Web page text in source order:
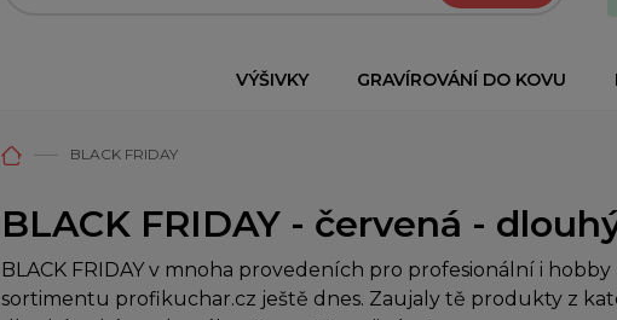
VÝŠIVKY GRAVÍROVÁNÍ DO KOVU
BLACK FRIDAY
BLACK FRIDAY - červená -
BLACK FRIDAY v mnoha provedeních pro profesionální i
sortimentu profikuchar.cz ještě dnes. Zaujaly tě produkty z